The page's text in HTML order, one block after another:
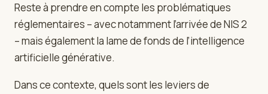
Reste à prendre en compte les problématiques
réglementaires – avec notamment l’arrivée de NIS 2
– mais également la lame de fonds de l’intelligence
artificielle générative.
Dans ce contexte, quels sont les leviers de